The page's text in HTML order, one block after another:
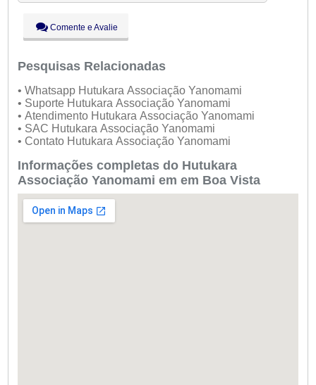
Sex:
09:00 - 18:00
Sáb:
Fechado
Dom:
Fechado
Comente e Avalie
Pesquisas Relacionadas
• Whatsapp Hutukara Associação Yanomami
• Suporte Hutukara Associação Yanomami
• Atendimento Hutukara Associação Yanomami
• SAC Hutukara Associação Yanomami
• Contato Hutukara Associação Yanomami
Informações completas do Hutukara
Associação Yanomami em em Boa Vista